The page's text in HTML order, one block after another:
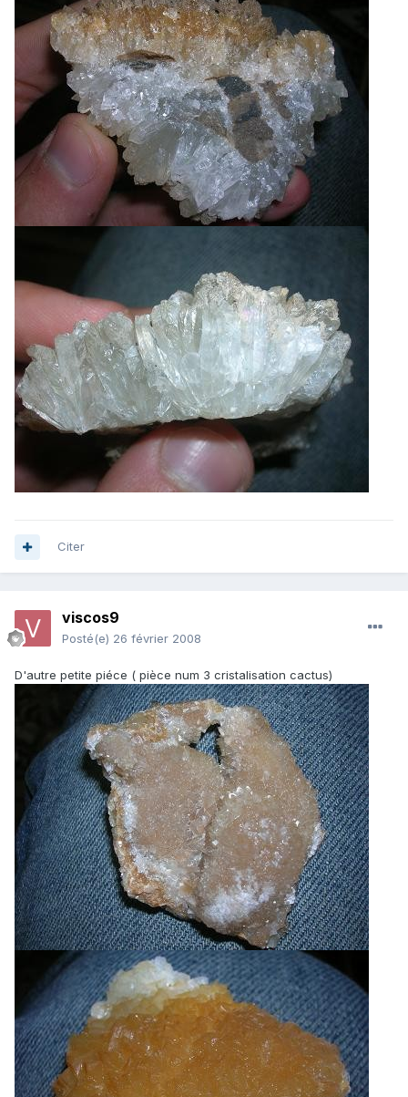
Citer
viscos9
Posté(e) 26 février 2008
D'autre petite piéce ( pièce num 3 cristalisation cactus)